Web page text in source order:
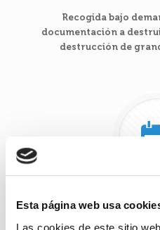
Esta página web usa
Las cookies de este sitio
Recogida bajo
documentación a
destrucción de
Servicio
Facilitaremos al cliente